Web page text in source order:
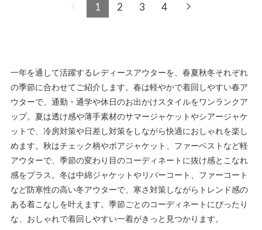
1 2 3 4
一年を通して活躍するレディースアウターを、春夏秋冬それぞれ
の季節に合わせてご紹介します。春は軽やかで着回しやすい春ア
ウターで、通勤・通学や休日のお出かけスタイルをワンランクア
ップ。夏は透け感や薄手素材のサマージャケットやシアージャケ
ットで、冷房対策や日差し対策をしながら快適におしゃれを楽し
めます。秋はチェック柄やボアジャケット、ファーベストなど軽
アウターで、季節の変わり目のコーディネートに抜け感とこなれ
感をプラス。冬は中綿ジャケットやリバーコート、ファーコート
など防寒性の高い冬アウターで、寒さ対策しながらトレンド感の
ある着こなしを叶えます。季節ごとのコーディネートにぴったり
な、おしゃれで着回しやすい一着がきっと見つかります。